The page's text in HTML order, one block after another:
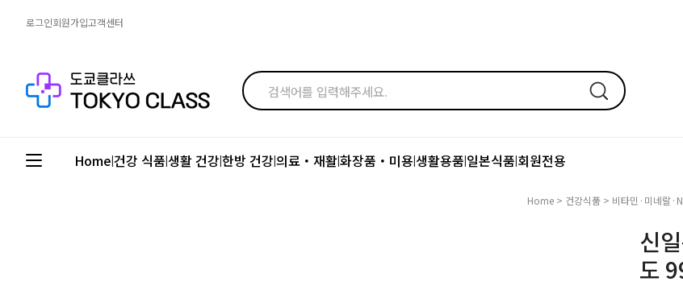
로그인회원가입고객센터
Home|건강 식품|생활 건강|한방 건강|의료・재활|화장품・미용|생활용품|일본식품|회원전용
Home > 건강식품 > 비타민·미네랄
신
도